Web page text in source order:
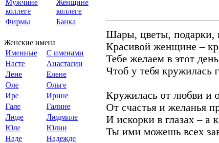
Мужчине
коллеге
Женщине
коллеге
Фирмы
Банка
Женские имена
Именные
С именами
Насте
Анастасии
Лене
Елене
Оле
Ольге
Ире
Ирине
Гале
Галине
Люде
Людмиле
Юле
Юлии
Наде
Надежде
Шары, цветы, подарки,
Красивой женщине –
Тебе желаем в этот
Чтоб у тебя кружилась
Кружилась от любви и
От счастья и желанья
И искорки в глазах – а
Ты ими можешь всех